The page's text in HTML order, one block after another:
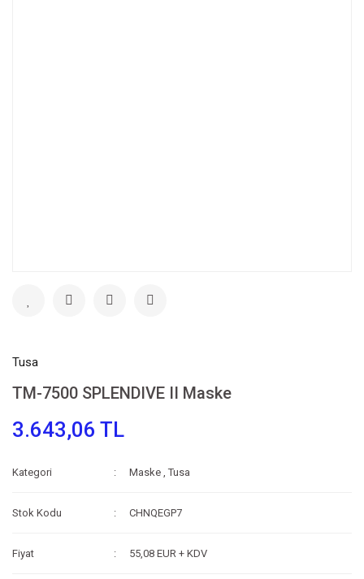
Tusa
TM-7500 SPLENDIVE II Maske
3.643,06 TL
Kategori Maske ,Tusa
Stok Kodu CHNQEGP7
Fiyat 55,08 EUR + KDV